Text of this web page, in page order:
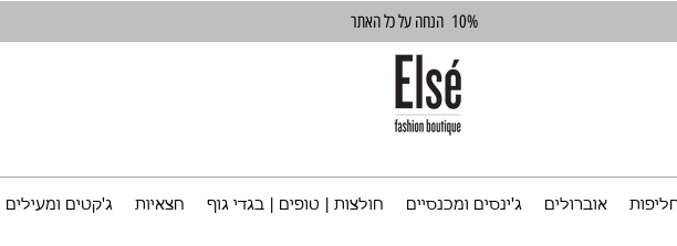
10% הנחה על כל האתר
אוברולים ג'ינסים ומכנסיים חולצות | טופים | בגדי גוף חצאיות ג'קטים ומעילים